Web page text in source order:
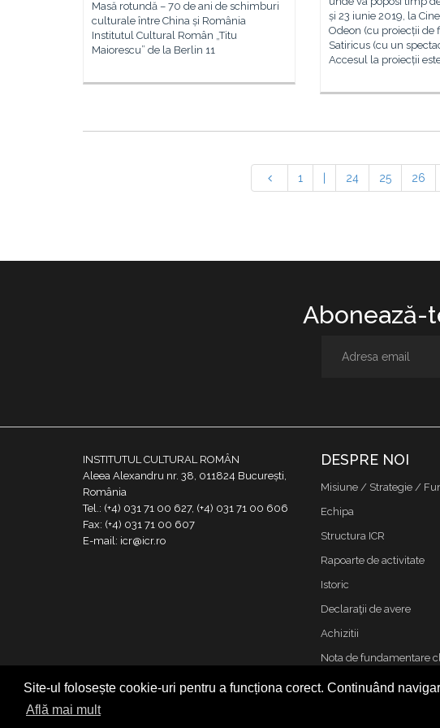
Site-ul folosește cookie-uri pentru a funcționa corect. Continuând
Află mai mult
Masă rotundă – 70 de ani de schimburi
culturale între China și România
Institutul Cultural Român „Titu
Maiorescu” de la Berlin 11
și 23 iunie 2019, la
Odeon (cu proiecții de
Satiricus (cu un
Accesul la proiecții
1 24 25 26
Abonează-
INSTITUTUL CULTURAL ROMÂN
Aleea Alexandru nr. 38, 011824 București,
România
Tel.: (+4) 031 71 00 627, (+4) 031 71 00 606
Fax: (+4) 031 71 00 607
E-mail: icr@icr.ro
DESPRE NOI
Misiune / Strategie /
Echipa
Structura ICR
Rapoarte de activitate
Istoric
Declaraţii de avere
Achizitii
Nota de fundamentare
Contact